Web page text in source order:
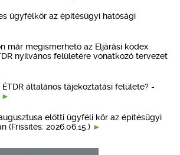
ügyfélkör az építésügyi hatósági
már megismerhető az Eljárási kódex
nyilvános felületére vonatkozó tervezet
általános tájékoztatási felülete? -
előtti ügyféli kör az építésügyi
(Frissítés: 2026.06.15.)